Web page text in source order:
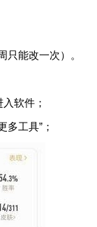
能改一次）。
软件；
多工具”；